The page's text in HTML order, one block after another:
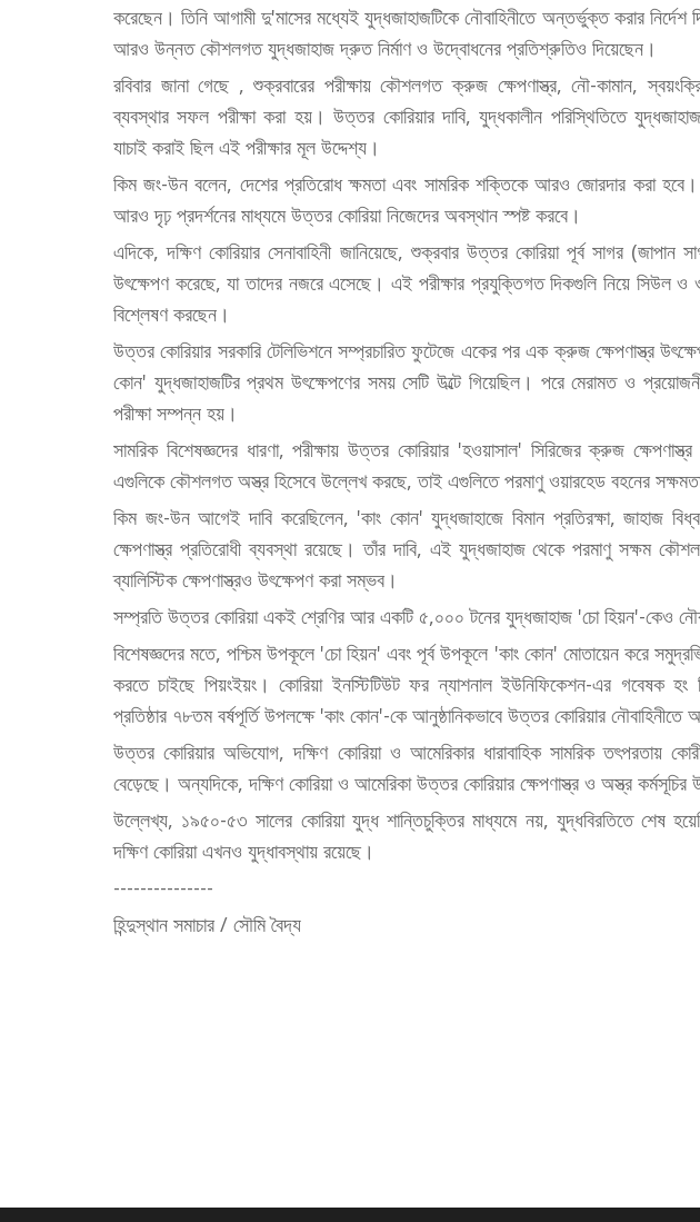
করেছেন। তিনি আগামী দু'মাসের মধ্যেই যুদ্ধজাহাজটিকে নৌবাহিনীতে অন্তর্ভুক্ত করার নির্দেশ
আরও উন্নত কৌশলগত যুদ্ধজাহাজ দ্রুত নির্মাণ ও উদ্বোধনের প্রতিশ্রুতিও দিয়েছেন।
রবিবার জানা গেছে , শুক্রবারের পরীক্ষায় কৌশলগত ক্রুজ ক্ষেপণাস্ত্র, নৌ-কামান,
ব্যবস্থার সফল পরীক্ষা করা হয়। উত্তর কোরিয়ার দাবি, যুদ্ধকালীন পরিস্থিতিতে
যাচাই করাই ছিল এই পরীক্ষার মূল উদ্দেশ্য।
কিম জং-উন বলেন, দেশের প্রতিরোধ ক্ষমতা এবং সামরিক শক্তিকে আরও জোরদার করা হবে।
আরও দৃঢ় প্রদর্শনের মাধ্যমে উত্তর কোরিয়া নিজেদের অবস্থান স্পষ্ট করবে।
এদিকে, দক্ষিণ কোরিয়ার সেনাবাহিনী জানিয়েছে, শুক্রবার উত্তর কোরিয়া পূর্ব সাগর (জাপান
উৎক্ষেপণ করেছে, যা তাদের নজরে এসেছে। এই পরীক্ষার প্রযুক্তিগত দিকগুলি নিয়ে সিউল ও
বিশ্লেষণ করছেন।
উত্তর কোরিয়ার সরকারি টেলিভিশনে সম্প্রচারিত ফুটেজে একের পর এক ক্রুজ ক্ষেপণাস্ত্র
কোন' যুদ্ধজাহাজটির প্রথম উৎক্ষেপণের সময় সেটি উল্টে গিয়েছিল। পরে মেরামত ও
পরীক্ষা সম্পন্ন হয়।
সামরিক বিশেষজ্ঞদের ধারণা, পরীক্ষায় উত্তর কোরিয়ার 'হওয়াসাল' সিরিজের ক্রুজ
এগুলিকে কৌশলগত অস্ত্র হিসেবে উল্লেখ করছে, তাই এগুলিতে পরমাণু ওয়ারহেড বহনের
কিম জং-উন আগেই দাবি করেছিলেন, 'কাং কোন' যুদ্ধজাহাজে বিমান প্রতিরক্ষা, জাহাজ
ক্ষেপণাস্ত্র প্রতিরোধী ব্যবস্থা রয়েছে। তাঁর দাবি, এই যুদ্ধজাহাজ থেকে পরমাণু সক্ষম
ব্যালিস্টিক ক্ষেপণাস্ত্রও উৎক্ষেপণ করা সম্ভব।
সম্প্রতি উত্তর কোরিয়া একই শ্রেণির আর একটি ৫,০০০ টনের যুদ্ধজাহাজ 'চো হিয়ন'-কেও
বিশেষজ্ঞদের মতে, পশ্চিম উপকূলে 'চো হিয়ন' এবং পূর্ব উপকূলে 'কাং কোন' মোতায়েন করে
করতে চাইছে পিয়ংইয়ং। কোরিয়া ইনস্টিটিউট ফর ন্যাশনাল ইউনিফিকেশন-এর গবেষক
প্রতিষ্ঠার ৭৮তম বর্ষপূর্তি উপলক্ষে 'কাং কোন'-কে আনুষ্ঠানিকভাবে উত্তর কোরিয়ার
উত্তর কোরিয়ার অভিযোগ, দক্ষিণ কোরিয়া ও আমেরিকার ধারাবাহিক সামরিক তৎপরতায়
বেড়েছে। অন্যদিকে, দক্ষিণ কোরিয়া ও আমেরিকা উত্তর কোরিয়ার ক্ষেপণাস্ত্র ও অস্ত্র
উল্লেখ্য, ১৯৫০-৫৩ সালের কোরিয়া যুদ্ধ শান্তিচুক্তির মাধ্যমে নয়, যুদ্ধবিরতিতে শেষ
দক্ষিণ কোরিয়া এখনও যুদ্ধাবস্থায় রয়েছে।
---------------
হিন্দুস্থান সমাচার / সৌমি বৈদ্য